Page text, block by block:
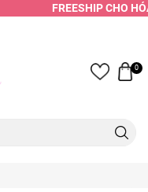
FREESHIP CHO
0